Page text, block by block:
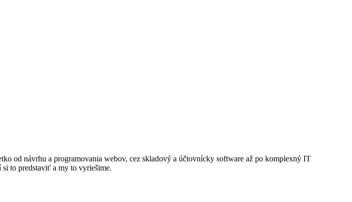
od návrhu a programovania webov, cez skladový a účtovnícky software až po komplexný IT
si to predstaviť a my to vyriešime.